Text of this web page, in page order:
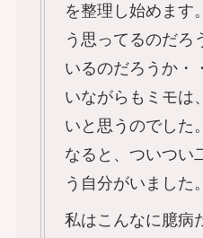
を整理し始めます
う思ってるのだろ
いるのだろうか・
いながらもミモは
いと思うのでした
なると、ついつい
う自分がいました。
私はこんなに臆病